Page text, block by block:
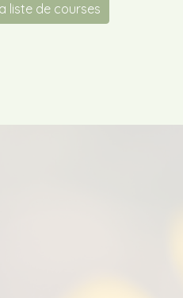
liste de courses